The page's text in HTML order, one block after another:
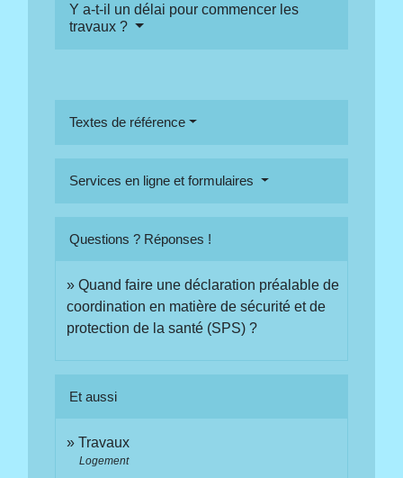
Y a-t-il un délai pour commencer les
travaux ?
Textes de référence
Services en ligne et formulaires
Questions ? Réponses !
Quand faire une déclaration préalable de
coordination en matière de sécurité et de
protection de la santé (SPS) ?
Et aussi
Travaux
Logement